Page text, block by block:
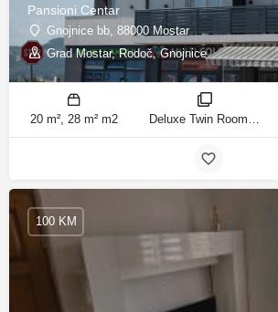
Pansioni Centar
Gnojnice bb, 88000 Mostar
Grad Mostar, Rodoč, Gnojnice
20 m², 28 m² m2
100 KM